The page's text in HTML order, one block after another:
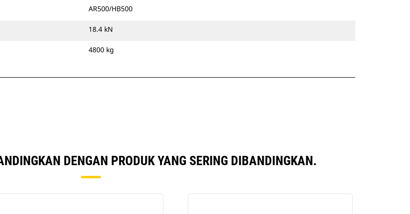
AR500/HB500
18.4 kN
4800 kg
DENGAN PRODUK YANG SERING DIBANDINGKAN.